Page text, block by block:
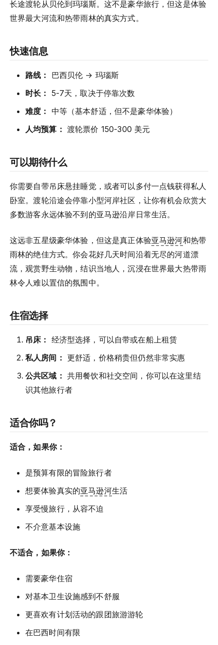
长途渡轮从贝伦到玛瑙斯。这不是豪华旅行，但这是体验
世界最大河流和热带雨林的真实方式。
快速信息
路线：
巴西贝伦 → 玛瑙斯
时长： 5-7天，取决于停靠次数
难度： 中等（基本舒适，但不是豪华体验）
人均预算： 渡轮票价 150-300 美元
可以期待什么
你需要自带吊床悬挂睡觉，或者可以多付一点钱获得私人
卧室。渡轮沿途会停靠小型河岸社区，让你有机会欣赏大
多数游客永远体验不到的亚马逊沿岸日常生活。
这远非五星级豪华体验，但这是真正体验亚马逊河和热带
雨林的绝佳方式。你会花好几天时间沿着无尽的河道漂
流，观赏野生动物，结识当地人，沉浸在世界最大热带雨
林令人难以置信的氛围中。
住宿选择
吊床： 经济型选择，可以自带或在船上租赁
私人房间： 更舒适，价格稍贵但仍然非常实惠
公共区域： 共用餐饮和社交空间，你可以在这里结
识其他旅行者
适合你吗？
适合，如果你：
是预算有限的冒险旅行者
想要体验真实的亚马逊河生活
享受慢旅行，从容不迫
不介意基本设施
不适合，如果你：
需要豪华住宿
对基本卫生设施感到不舒服
更喜欢有计划活动的跟团旅游游轮
在巴西时间有限